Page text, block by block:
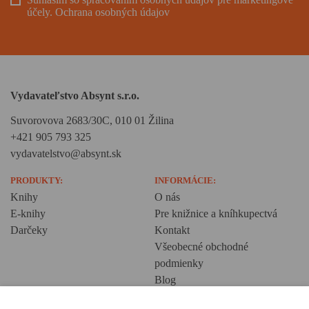
účely. Ochrana osobných údajov
Vydavateľstvo Absynt s.r.o.
Suvorovova 2683/30C, 010 01 Žilina
+421 905 793 325
vydavatelstvo@absynt.sk
PRODUKTY:
Knihy
E-knihy
Darčeky
INFORMÁCIE:
O nás
Pre knižnice a kníhkupectvá
Kontakt
Všeobecné obchodné
podmienky
Blog